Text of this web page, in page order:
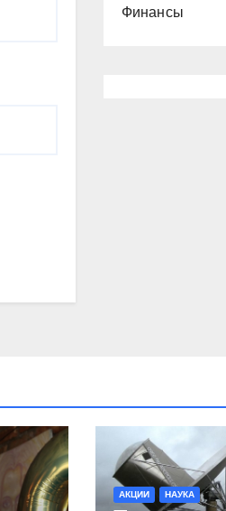
Финансы
АКЦИИ НАУКА